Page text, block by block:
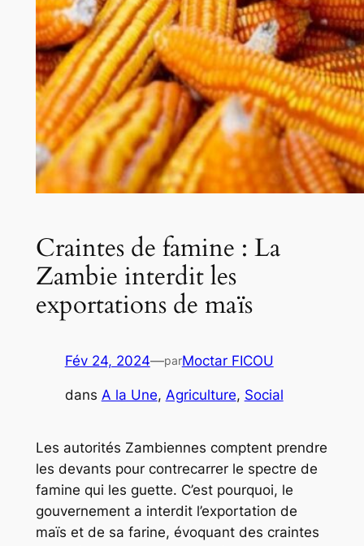
Craintes de famine : La
Zambie interdit les
exportations de maïs
Fév 24, 2024—parMoctar FICOU
dans A la Une, Agriculture, Social
Les autorités Zambiennes comptent prendre
les devants pour contrecarrer le spectre de
famine qui les guette. C’est pourquoi, le
gouvernement a interdit l’exportation de
maïs et de sa farine, évoquant des craintes